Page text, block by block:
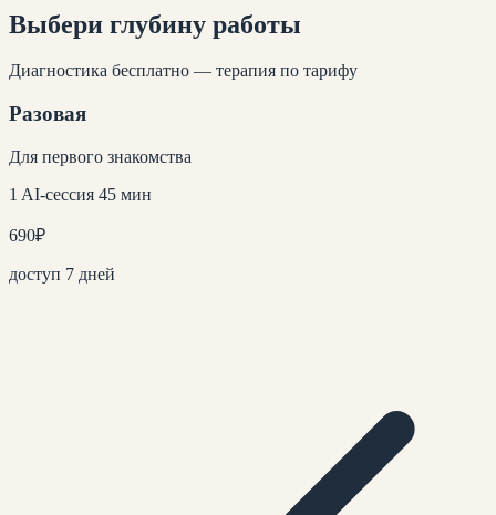
Выбери глубину работы
Диагностика бесплатно — терапия по тарифу
Разовая
Для первого знакомства
1 AI-сессия 45 мин
690₽
доступ 7 дней